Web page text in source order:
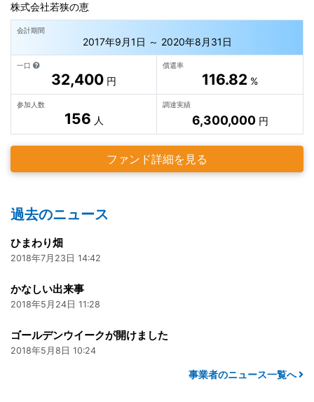
株式会社若狭の恵
会計期間
2017年9月1日 ～ 2020年8月31日
一口
32,400 円
償還率
116.82 %
参加人数
156 人
調達実績
6,300,000円
ファンド詳細を見る
過去のニュース
ひまわり畑
2018年7月23日 14:42
かなしい出来事
2018年5月24日 11:28
ゴールデンウイークが開けました
2018年5月8日 10:24
事業者のニュース一覧へ